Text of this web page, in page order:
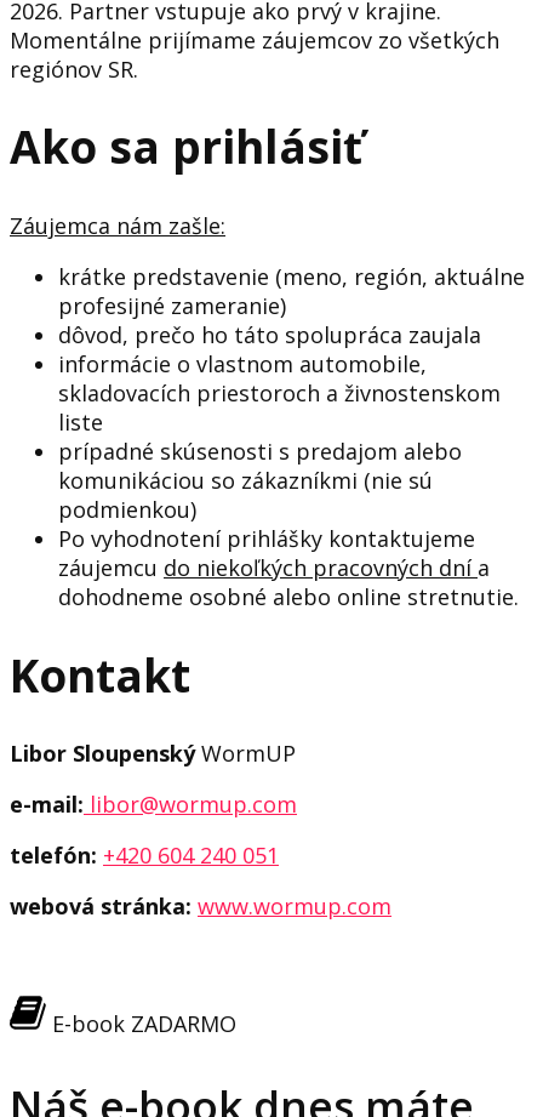
2026. Partner vstupuje ako prvý v krajine.
Momentálne prijímame záujemcov zo všetkých
regiónov SR.
Ako sa prihlásiť
Záujemca nám zašle:
krátke predstavenie (meno, región, aktuálne
profesijné zameranie)
dôvod, prečo ho táto spolupráca zaujala
informácie o vlastnom automobile,
skladovacích priestoroch a živnostenskom
liste
prípadné skúsenosti s predajom alebo
komunikáciou so zákazníkmi (nie sú
podmienkou)
Po vyhodnotení prihlášky kontaktujeme
záujemcu do niekoľkých pracovných dní a
dohodneme osobné alebo online stretnutie.
Kontakt
Libor SloupenskýWormUP
e-mail: libor@wormup.com
telefón: +420 604 240 051
webová stránka: www.wormup.com
E-book ZADARMO